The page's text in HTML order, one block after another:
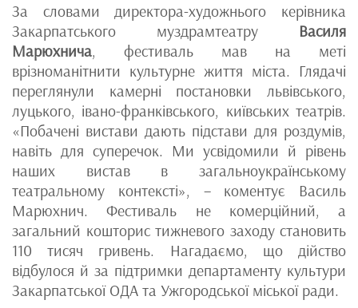
За словами директора-художнього керівника
Закарпатського муздрамтеатру Василя
Марюхнича, фестиваль мав на меті
врізноманітнити культурне життя міста. Глядачі
переглянули камерні постановки львівського,
луцького, івано-франківського, київських театрів.
«Побачені вистави дають підстави для роздумів,
навіть для суперечок. Ми усвідомили й рівень
наших вистав в загальноукраїнському
театральному контексті», – коментує Василь
Марюхнич. Фестиваль не комерційний, а
загальний кошторис тижневого заходу становить
110 тисяч гривень. Нагадаємо, що дійство
відбулося й за підтримки департаменту культури
Закарпатської ОДА та Ужгородської міської ради.